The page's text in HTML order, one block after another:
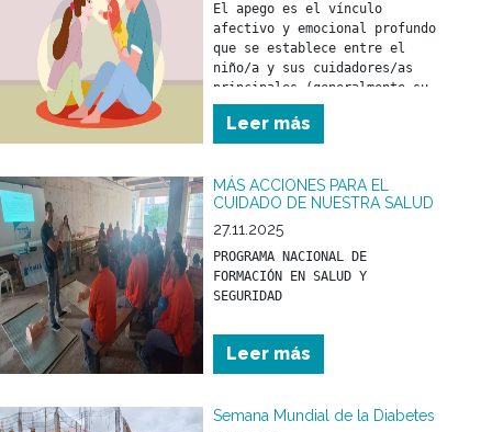
El apego es el vínculo
afectivo y emocional profundo
que se establece entre el
niño/a y sus cuidadores/as
principales (generalmente su
madre y/o padre) desde los
primeros meses de vida.
Leer más
MÁS ACCIONES PARA EL
CUIDADO DE NUESTRA SALUD
27.11.2025
PROGRAMA NACIONAL DE
FORMACIÓN EN SALUD Y
SEGURIDAD
Leer más
Semana Mundial de la Diabetes